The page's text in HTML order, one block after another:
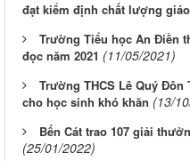
đạt kiểm định chất lượng
Trường Tiểu học An Điền
đọc năm 2021 (11/05/2021)
Trường THCS Lê Quý
cho học sinh khó khăn (13/
Bến Cát trao 107 giải
(25/01/2022)